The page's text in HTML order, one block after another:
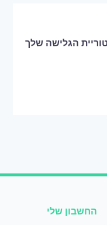
הגלישה שלך
החשבון שלי